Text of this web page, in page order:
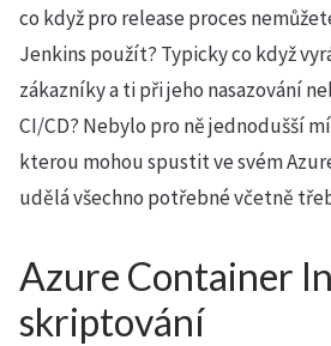
co když pro release proces
Jenkins použít? Typicky co když
zákazníky a ti při jeho nasazování
CI/CD? Nebylo pro ně jednodušší
kterou mohou spustit ve svém
udělá všechno potřebné včetně
Azure Container
skriptování